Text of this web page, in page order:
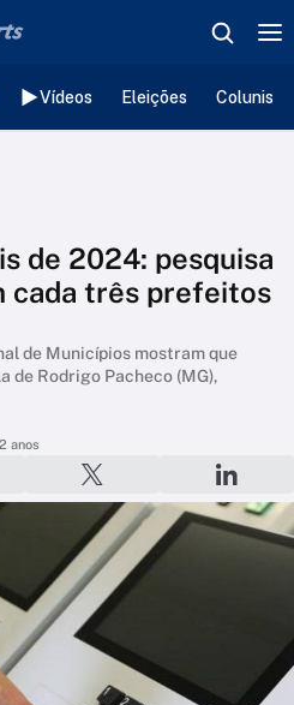
Vídeos Eleições
de 2024: pesquisa
cada três prefeitos
de Municípios mostram que
de Rodrigo Pacheco (MG),
anos